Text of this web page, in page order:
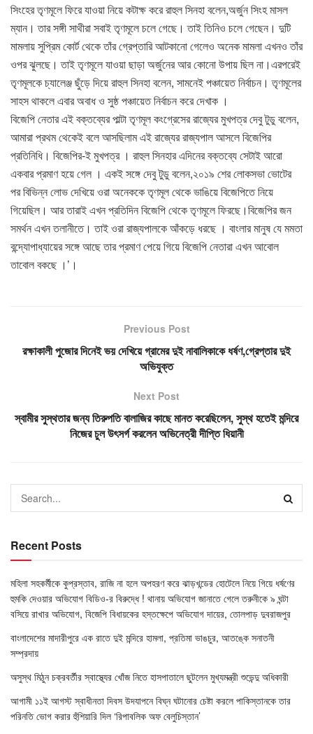
সিংহের তৃণমূলে ফিরে যাওয়া নিয়ে কটাক্ষ করে রাহুল সিনহা বলেন,অর্জুন সিংহ মাসল
ম্যান। তার সঙ্গী সাথীরা সবাই তৃণমূলে চলে গেছে। তাই তিনিও চলে গেছেন। দুটি
মামলায় সুপ্রিম কোর্ট থেকে তাঁর গ্রেপ্তারি আটকানো গেলেও অনেক মামলা এখনও তাঁর
ওপর ঝুলছে। তাই তৃণমূলে যাওয়া ছাড়া অর্জুনের আর কোনো উপায় ছিল না।এরপরেই
তৃণমূলকে চ্যালেঞ্জ ছুঁড়ে দিয়ে রাহুল সিনহা বলেন, সামনেই পঞ্চায়েত নির্বাচন। তৃণমূলের
সাহস থাকলে এবার অবাধ ও সুষ্ঠ পঞ্চায়েত নির্বাচন করে দেখাক ।
বিজেপি নেতার এই বক্তব্যের পাল্টা তৃণমূল কংগ্রেসের রাজ্যের মুখপত্র দেবু টুডু বলেন,
আমারা প্রথম থেকেই বলে আসছিলাম এই রাজ্যের রাজ্যপাল আসলে বিজেপির
প্রতিনিধি। বিজেপির-ই মুখপত্র । রাহুল সিনহার এদিনের বক্তব্যে সেটাই আরো
একবার প্রমাণ হয়ে গেল । একই সঙ্গে দেবু টুডু বলেন,২০১৯ শের লোকসভা ভোটের
পর বিভিন্ন লোভ দেখিয়ে ওরা অনেককে তৃণমূল থেকে ভাঙিয়ে বিজেপিতে নিয়ে
গিয়েছিল। আর তারাই এখন প্রতিদিন বিজেপি থেকে তৃণমূলে ফিরছে।বিজেপির জন
সমর্থন এখন তলানীতে। তাই ওরা রাজ্যপালকে আঁকড়ে ধরছে । বাংলার মানুষ যে মমতা
বন্দ্যোপাধ্যায়ের সঙ্গে আছে তার প্রমাণ পেয়ে গিয়ে বিজেপি নেতারা এখন আবোল
তাবোল বকছে ।’।
Previous Post
রক্ষাকালী পুজোর দিনেই ভয় দেখিয়ে গ্রামের দুই নাবালিকাকে ধর্ষণ,গ্রেপ্তার দুই
অভিযুক্ত
Next Post
স্বামীর সুস্থতার জন্য তিরুপতি বালাজির কাছে মানত করেছিলেন, সুস্থ হতেই মন্দিরে
নিজের চুল উৎসর্গ করলেন অভিনেত্রী দীপ্তি ধিয়ানী
Recent Posts
মহিলা সহকর্মীকে কুপ্রস্তাব, রাজি না হলে অপহরণ করে ঝাড়খন্ডের হোটেলে নিয়ে গিয়ে ধর্ষণের
হুমকি দেওয়ার অভিযোগ বিডিও-র বিরুদ্ধে ! থানায় অভিযোগ জানাতে গেলে তরুনীকে ৯ ঘন্টা
বসিয়ে রাখার অভিযোগ, বিজেপি বিধায়কের হস্তক্ষেপে অভিযোগ দায়ের, তোলপাড় দুবরাজপুর
বাংলাদেশের মাদারীপুরে এক রাতে দুই মন্দিরে হামলা, প্রতিমা ভাঙচুর, আতঙ্কে সনাতনী
সম্প্রদায়
অসুস্থ মিঠুন চক্রবর্তীর স্বাস্থ্যের খোঁজ নিতে হাসপাতালে ছুটলেন মুখ্যমন্ত্রী শুভেন্দু অধিকারী
আগামী ১১ই আগস্ট স্বাধীনতা দিবস উদযাপনে বিঘ্ন ঘটানোর চেষ্টা করলে পাকিস্তানকে তার
পরিনতি ভোগ করার হুঁশিয়ারি দিল ‘রিপাবলিক অফ বেলুচিস্তান’